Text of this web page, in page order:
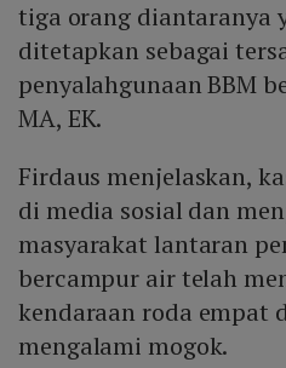
tiga orang diantaranya
ditetapkan sebagai
penyalahgunaan BBM
MA, EK.
Firdaus menjelaskan,
di media sosial dan
masyarakat lantaran
bercampur air telah
kendaraan roda empat
mengalami mogok.